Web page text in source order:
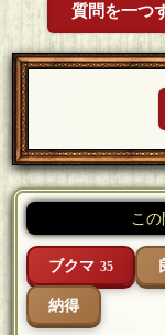
質問を一つ
こ
ブクマ 35
納得